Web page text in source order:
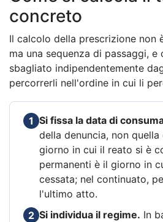
concreto
Il calcolo della prescrizione non
ma una sequenza di passaggi, e
sbagliato indipendentemente
percorrerli nell'ordine in cui li
1 Si fissa la data di
della denuncia, non
giorno in cui il reato si è
permanenti è il giorno in
cessata; nel continuato,
l'ultimo atto.
2 Si individua il regime. In